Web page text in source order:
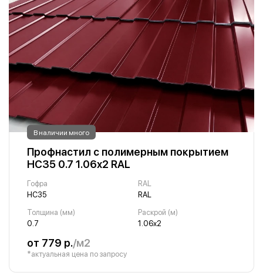
В наличии много
Профнастил с полимерным покрытием
НС35 0.7 1.06х2 RAL
Гофра
НС35
RAL
RAL
Толщина (мм)
0.7
Раскрой (м)
1.06х2
от 779 р./м2
*актуальная цена по запросу